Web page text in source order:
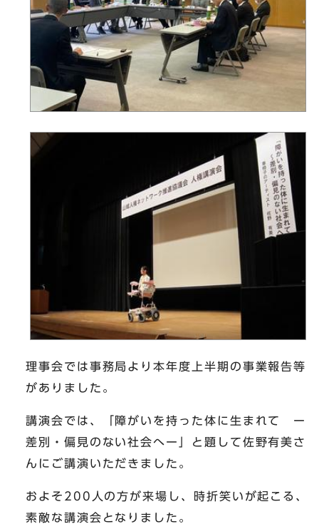
理事会では事務局より本年度上半期の事業報告等
がありました。
講演会では、「障がいを持った体に生まれて ー
差別・偏見のない社会へー」と題して佐野有美さ
んにご講演いただきました。
およそ200人の方が来場し、時折笑いが起こる、
素敵な講演会となりました。